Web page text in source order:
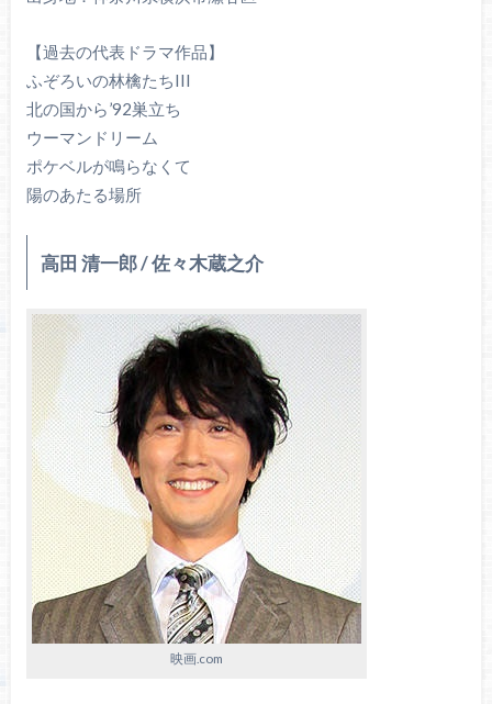
【過去の代表ドラマ作品】
ふぞろいの林檎たちIII
北の国から’92巣立ち
ウーマンドリーム
ポケベルが鳴らなくて
陽のあたる場所
高田 清一郎 / 佐々木蔵之介
映画.com